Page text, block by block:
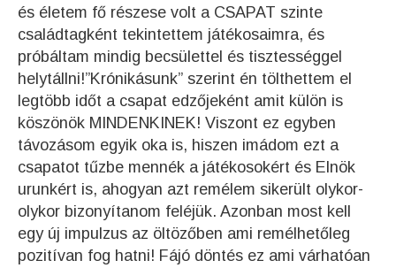
és életem fő részese volt a CSAPAT szinte
családtagként tekintettem játékosaimra, és
próbáltam mindig becsülettel és tisztességgel
helytállni!”Krónikásunk” szerint én tölthettem el
legtöbb időt a csapat edzőjeként amit külön is
köszönök MINDENKINEK! Viszont ez egyben
távozásom egyik oka is, hiszen imádom ezt a
csapatot tűzbe mennék a játékosokért és Elnök
urunkért is, ahogyan azt remélem sikerült olykor-
olykor bizonyítanom feléjük. Azonban most kell
egy új impulzus az öltözőben ami remélhetőleg
pozitívan fog hatni! Fájó döntés ez ami várhatóan